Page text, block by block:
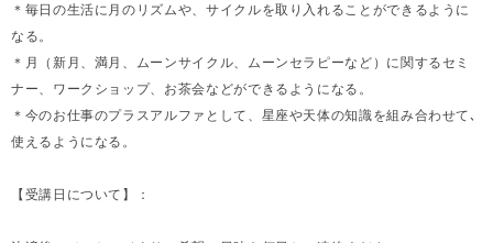
＊毎日の生活に月のリズムや、サイクルを取り入れることができるように
なる。
＊月（新月、満月、ムーンサイクル、ムーンセラピーなど）に関するセミ
ナー、ワークショップ、お茶会などができるようになる。
＊今のお仕事のプラスアルファとして、星座や天体の知識を組み合わせて､
使えるようになる。
【受講日について】：